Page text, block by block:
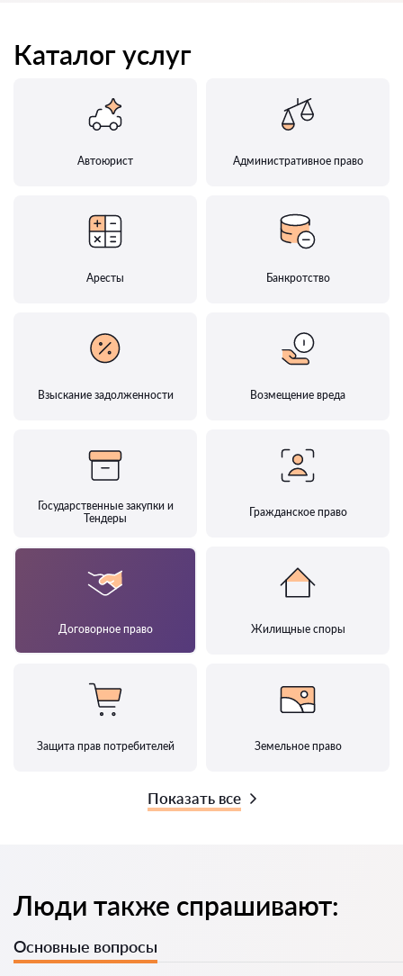
Каталог услуг
Автоюрист Административное право
Аресты Банкротство
Взыскание задолженности Возмещение вреда
Государственные закупки и
Тендеры
Гражданское право
Договорное право Жилищные споры
Защита прав потребителей Земельное право
Показать все
Люди также спрашивают:
Основные вопросы